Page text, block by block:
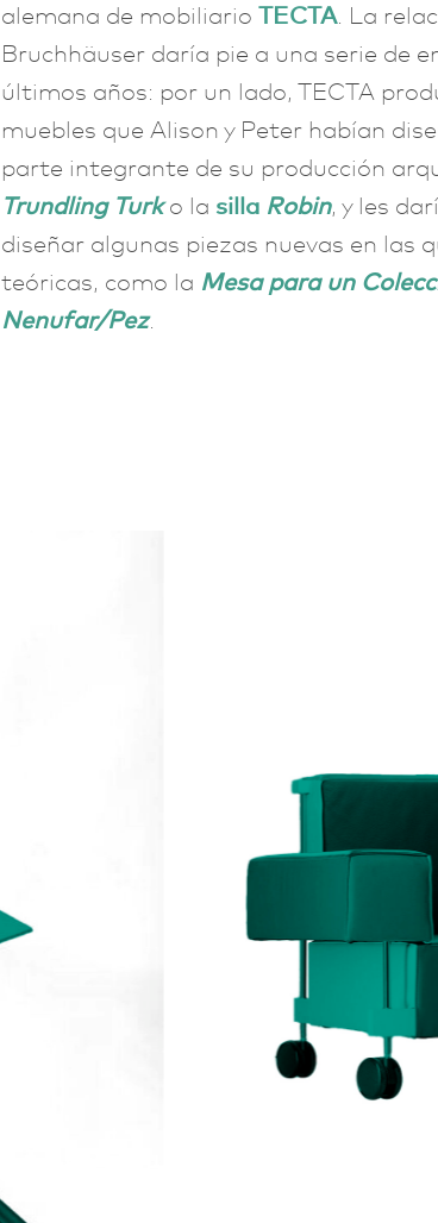
alemana de mobiliario TECTA. La
Bruchhäuser daría pie a una serie de
últimos años: por un lado, TECTA
muebles que Alison y Peter habían
parte integrante de su producción
Trundling Turk o la silla Robin, y les
diseñar algunas piezas nuevas en las
teóricas, como la Mesa para un
Nenufar/Pez.